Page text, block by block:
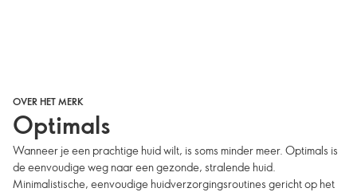
OVER HET MERK
Optimals
Wanneer je een prachtige huid wilt, is soms minder meer. Optimals is
de eenvoudige weg naar een gezonde, stralende huid.
Minimalistische, eenvoudige huidverzorgingsroutines gericht op het